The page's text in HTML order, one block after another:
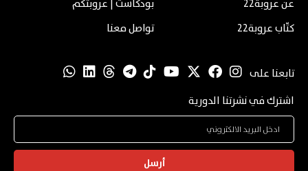
عن عروبة22
كتّاب عروبة22
بودكاست | عروبتكم
تواصل معنا
تابعنا على
اشترك في نشرتنا الدورية
أرسل